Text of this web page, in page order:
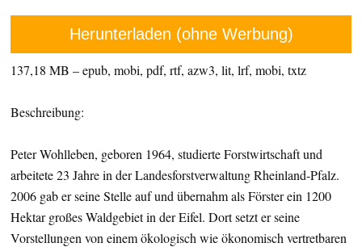
Herunterladen (ohne Werbung)
137,18 MB – epub, mobi, pdf, rtf, azw3, lit, lrf, mobi, txtz
Beschreibung:
Peter Wohlleben, geboren 1964, studierte Forstwirtschaft und
arbeitete 23 Jahre in der Landesforstverwaltung Rheinland-Pfalz.
2006 gab er seine Stelle auf und übernahm als Förster ein 1200
Hektar großes Waldgebiet in der Eifel. Dort setzt er seine
Vorstellungen von einem ökologisch wie ökonomisch vertretbaren